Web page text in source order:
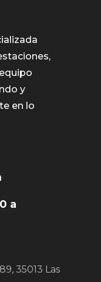
y
en lo
a
35013 Las